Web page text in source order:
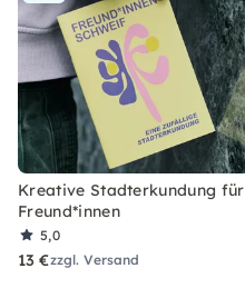
Kreative Stadterkundung für
Freund*innen
5,0
13 €zzgl. Versand